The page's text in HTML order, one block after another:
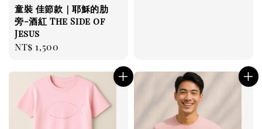
童裝 佳節款｜耶穌的肋
旁-酒紅 The Side of
Jesus
Regular
NT$ 1,500